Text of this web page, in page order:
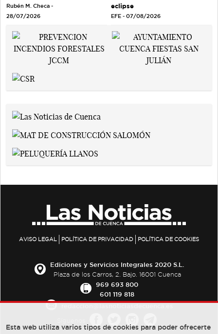
Rubén M. Checa -
28/07/2026
eclipse
EFE - 07/08/2026
AVISO LEGAL POLÍTICA DE PRIVACIDAD POLÍTICA DE COOKIES
Ediciones y Servicios Integrales 2020 S.L.
Plaza de los Carros, 2. Bajo. 16001 Cuenca
969 693 800
601 119 818
Esta web utiliza varios tipos de cookies para poder ofrecerte